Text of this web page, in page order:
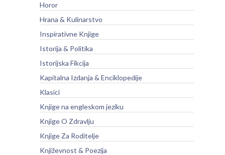
Horor
Hrana & Kulinarstvo
Inspirativne Knjige
Istorija & Politika
Istorijska Fikcija
Kapitalna Izdanja & Enciklopedije
Klasici
Knjige na engleskom jeziku
Knjige O Zdravlju
Knjige Za Roditelje
Književnost & Poezija